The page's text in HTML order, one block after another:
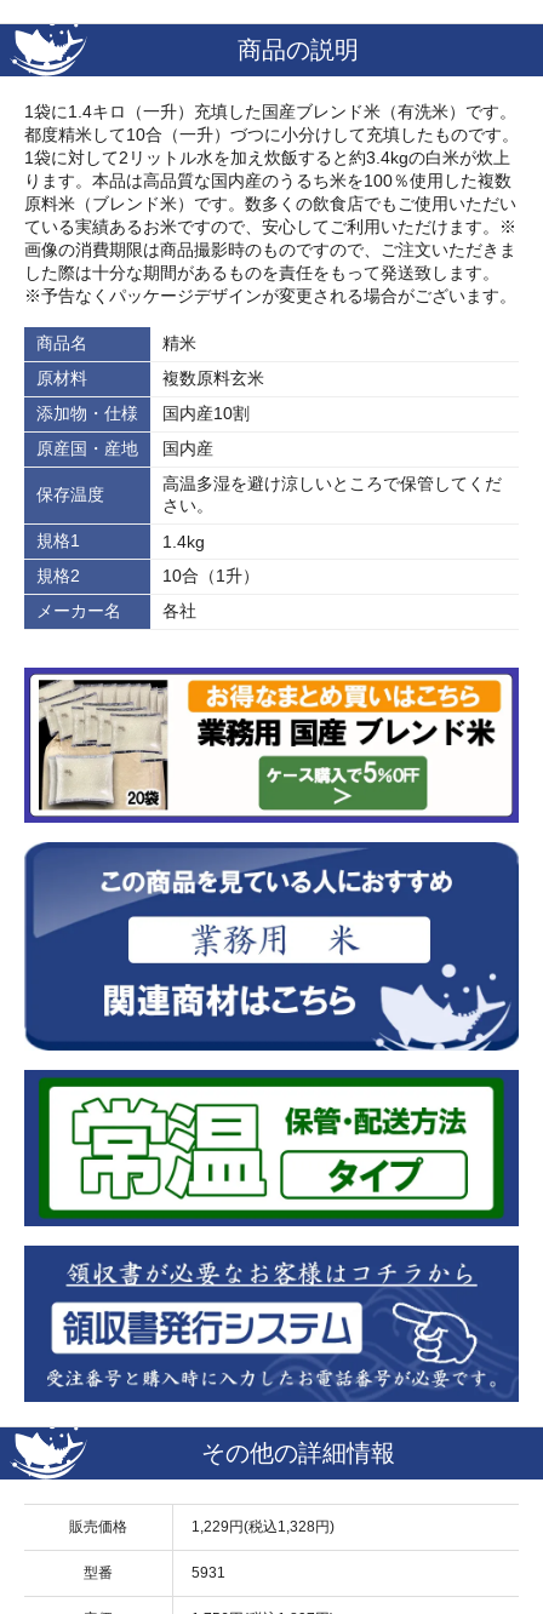
商品の説明
1袋に1.4キロ（一升）充填した国産ブレンド米（有洗米）です。
都度精米して10合（一升）づつに小分けして充填したものです。
1袋に対して2リットル水を加え炊飯すると約3.4kgの白米が炊上
ります。本品は高品質な国内産のうるち米を100％使用した複数
原料米（ブレンド米）です。数多くの飲食店でもご使用いただい
ている実績あるお米ですので、安心してご利用いただけます。※
画像の消費期限は商品撮影時のものですので、ご注文いただきま
した際は十分な期間があるものを責任をもって発送致します。
※予告なくパッケージデザインが変更される場合がございます。
商品名
精米
原材料
複数原料玄米
添加物・仕様
国内産10割
原産国・産地
国内産
保存温度
高温多湿を避け涼しいところで保管してくだ
さい。
規格1
1.4kg
規格2
10合（1升）
メーカー名
各社
その他の詳細情報
販売価格 1,229円(税込1,328円)
型番 5931